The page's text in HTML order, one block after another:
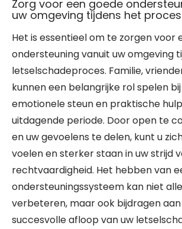
Zorg voor een goede
uw omgeving tijdens het
Het is essentieel om te zorgen voor
ondersteuning vanuit uw omgeving
letselschadeproces. Familie,
kunnen een belangrijke rol spelen
emotionele steun en praktische
uitdagende periode. Door open te
en uw gevoelens te delen, kunt u
voelen en sterker staan in uw strijd
rechtvaardigheid. Het hebben van
ondersteuningssysteem kan niet
verbeteren, maar ook bijdragen
succesvolle afloop van uw